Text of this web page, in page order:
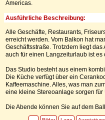
Americas.
Ausführliche Beschreibung:
Alle Geschäfte, Restaurants,
erreicht werden. Vom Balkon hat
Geschäftsstraße. Trotzdem liegt
auch für einen Langzeiturlaub ist es
Das Studio besteht aus einem
Die Küche verfügt über ein
Kaffeemaschine. Alles, was man
eine kleine Stereoanlage sorgen für
Die Abende können Sie auf dem